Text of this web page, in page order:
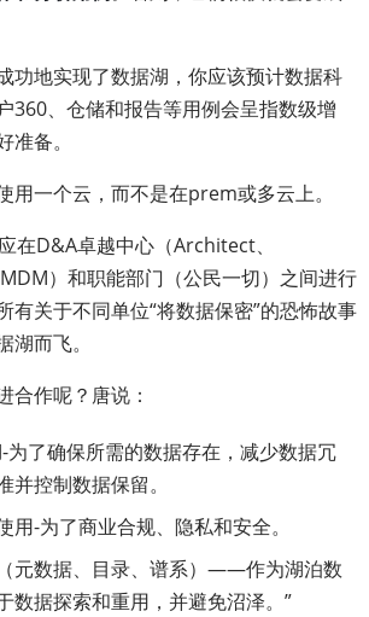
功地实现了数据湖，你应该预计数据科
360、仓储和报告等用例会呈指数级增
备。
用一个云，而不是在prem或多云上。
在D&A卓越中心（Architect、
）和职能部门（公民一切）之间进行
有关于不同单位“将数据保密”的恐怖故事
而飞。
合作呢？唐说：
为了确保所需的数据存在，减少数据冗
并控制数据保留。
用-为了商业合规、隐私和安全。
元数据、目录、谱系）——作为湖泊数
数据探索和重用，并避免沼泽。”